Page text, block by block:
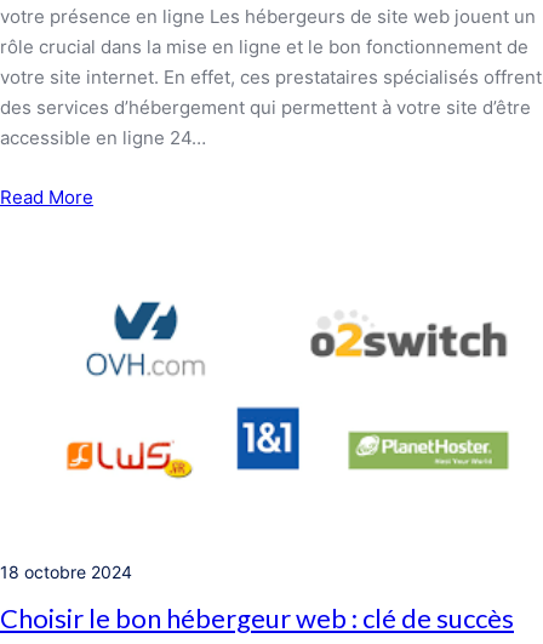
votre présence en ligne Les hébergeurs de site web jouent un
rôle crucial dans la mise en ligne et le bon fonctionnement de
votre site internet. En effet, ces prestataires spécialisés offrent
des services d’hébergement qui permettent à votre site d’être
accessible en ligne 24…
Read More
18 octobre 2024
Choisir le bon hébergeur web : clé de succès